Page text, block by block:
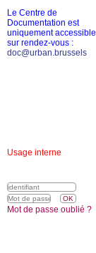
Le Centre de
Documentation est
uniquement accessible
sur rendez-vous :
doc@urban.brussels
Usage interne
Mot de passe oublié ?